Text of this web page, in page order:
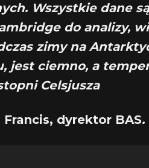
Wszystkie dane są
do analizy,
zimy na
jest ciemno, a
Celsjusza
dyrektor BAS.